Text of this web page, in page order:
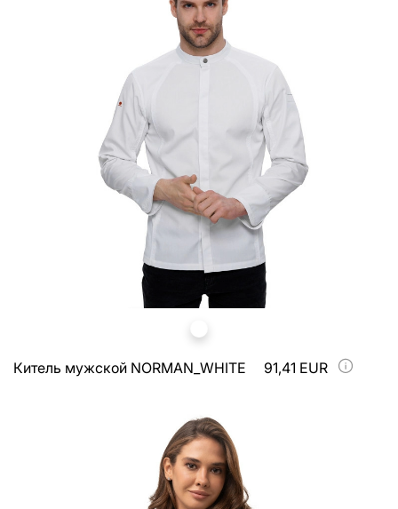
Китель мужской NORMAN_WHITE 91,41 EUR